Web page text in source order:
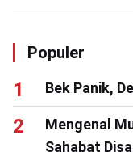
Populer
Bek Panik,
Mengenal
Sahabat